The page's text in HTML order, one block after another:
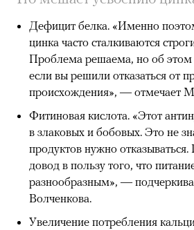
Дефицит белка. «Именно
цинка часто сталкиваются
Проблема решаема, но об этом
если вы решили отказаться от
происхождения», — отмечает
Фитиновая кислота. «Этот
в злаковых и бобовых. Это не
продуктов нужно
довод в пользу того, что
разнообразным», —
Волченкова.
Увеличение потребления